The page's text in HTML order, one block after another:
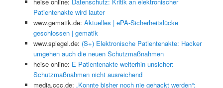
Patientenakte wird lauter
www.gematik.de: Aktuelles | ePA-Sicherheitslücke
geschlossen | gematik
www.spiegel.de: (S+) Elektronische Patientenakte: Hacker
umgehen auch die neuen Schutzmaßnahmen
heise online: E-Patientenakte weiterhin unsicher:
Schutzmaßnahmen nicht ausreichend
media.ccc.de: „Konnte bisher noch nie gehackt werden“: